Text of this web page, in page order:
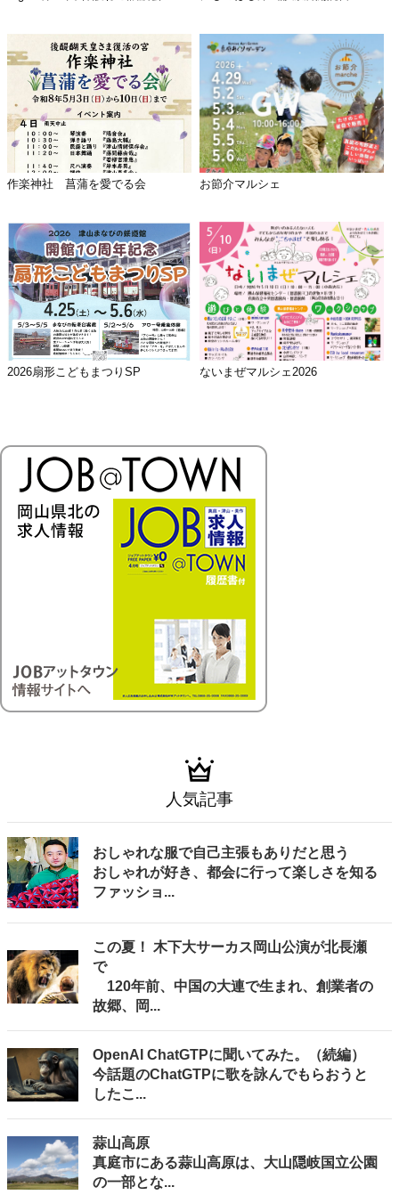
作楽神社 菖蒲を愛でる会 お節介マルシェ
2026扇形こどもまつりSP ないまぜマルシェ2026
人気記事
おしゃれな服で自己主張もありだと思う
おしゃれが好き、都会に行って楽しさを知る
ファッショ...
この夏！ 木下大サーカス岡山公演が北長瀬
で
120年前、中国の大連で生まれ、創業者の
故郷、岡...
OpenAI ChatGTPに聞いてみた。（続編）
今話題のChatGTPに歌を詠んでもらおうと
したこ...
蒜山高原
真庭市にある蒜山高原は、大山隠岐国立公園
の一部とな...